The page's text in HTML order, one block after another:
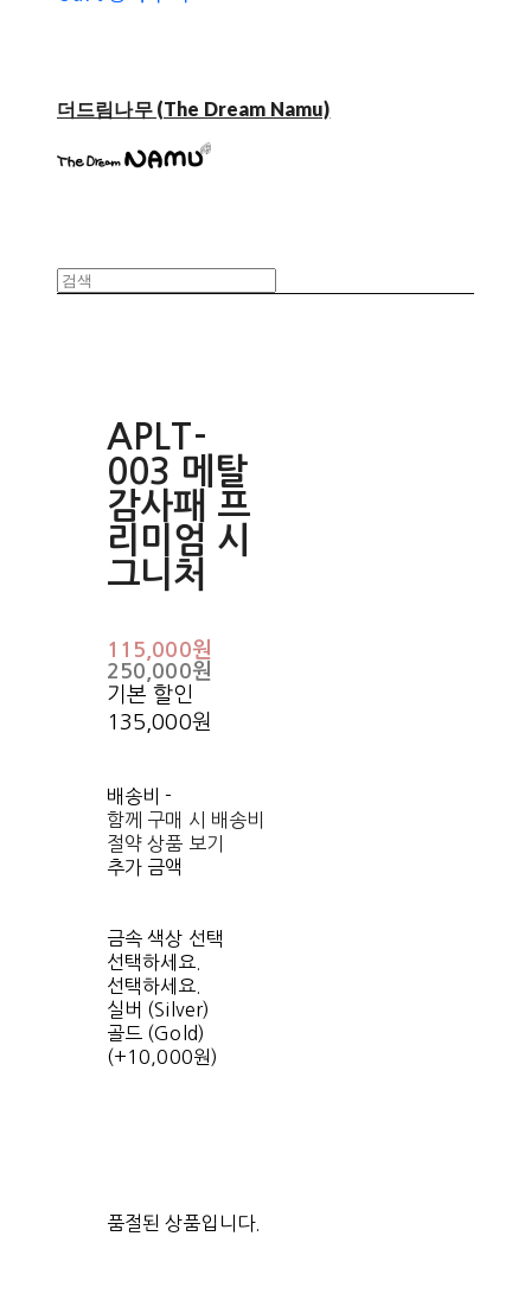
더드림나무 (The Dream Namu)
APLT-
003 메탈
감사패 프
리미엄 시
그니처
115,000원
250,000원
기본 할인
135,000원
배송비-
함께 구매 시 배송비
절약 상품 보기
추가 금액
금속 색상 선택
선택하세요.
선택하세요.
실버 (Silver)
골드 (Gold)
(+10,000원)
품절된 상품입니다.